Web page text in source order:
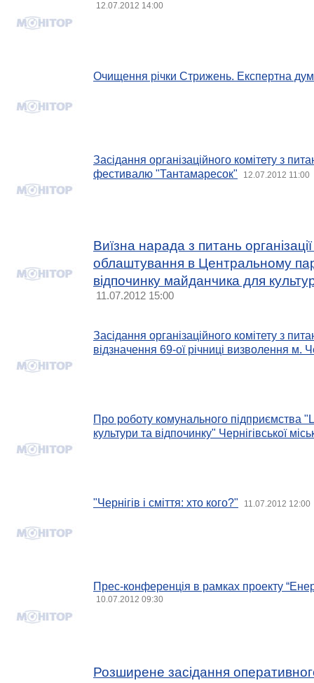
12.07.2012 14:00
Очищення річки Стрижень. Експертна
Засідання організаційного комітету з
фестивалю "Тантамаресок"
12.07.2012 11:00
Виїзна нарада з питань організації
облаштування в Центральному
відпочинку майданчика для
11.07.2012 15:00
Засідання організаційного комітету з
відзначення 69-ої річниці визволення м.
Про роботу комунального підприємства
культури та відпочинку" Чернігівської
"Чернігів і сміття: хто кого?" 11.07.2012 12:00
Прес-конференція в рамках проекту
10.07.2012 09:30
Розширене засідання